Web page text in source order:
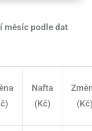
měsíc podle dat
Nafta
(Kč)